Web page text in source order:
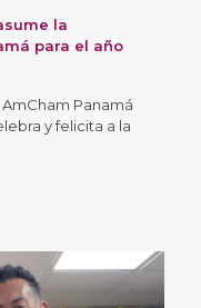
la
para el año
Panamá
y felicita a la